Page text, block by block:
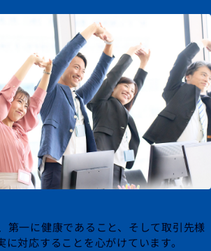
第一に健康であること、そして取引先様
に対応することを心がけています。